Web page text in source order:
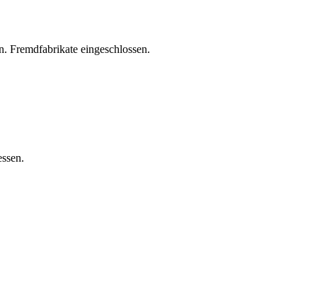
Fremdfabrikate eingeschlossen.